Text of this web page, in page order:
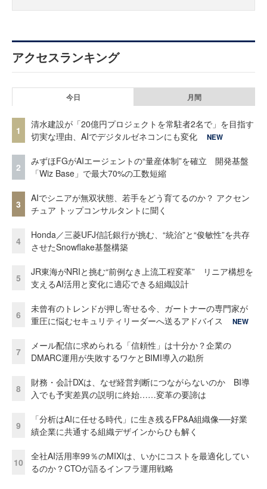
アクセスランキング
今日 月間
1
清水建設が「20億円プロジェクトを常駐者2名で」を目指す
切実な理由、AIでデジタルゼネコンにも変化
NEW
2
みずほFGがAIエージェントの“量産体制”を確立 開発基盤
「Wiz Base」で最大70%の工数短縮
3
AIでシニアが無双状態、若手をどう育てるのか？ アクセン
チュア トップコンサルタントに聞く
4
Honda／三菱UFJ信託銀行が挑む、“統治”と“俊敏性”を共存
させたSnowflake基盤構築
5
JR東海がNRIと挑む“前例なき上流工程変革” リニア構想を
支えるAI活用と変化に適応できる組織設計
6
未曾有のトレンドが押し寄せる今、ガートナーの専門家が
重圧に悩むセキュリティリーダーへ送るアドバイス
NEW
7
メール配信に求められる「信頼性」は十分か？企業の
DMARC運用が失敗するワケとBIMI導入の勘所
8
財務・会計DXは、なぜ経営判断につながらないのか BI導
入でも予実差異の説明に終始……変革の要諦は
9
「分析はAIに任せる時代」に生き残るFP&A組織像──好業
績企業に共通する組織デザインからひも解く
10
全社AI活用率99％のMIXIは、いかにコストを最適化してい
るのか？CTOが語るインフラ運用戦略